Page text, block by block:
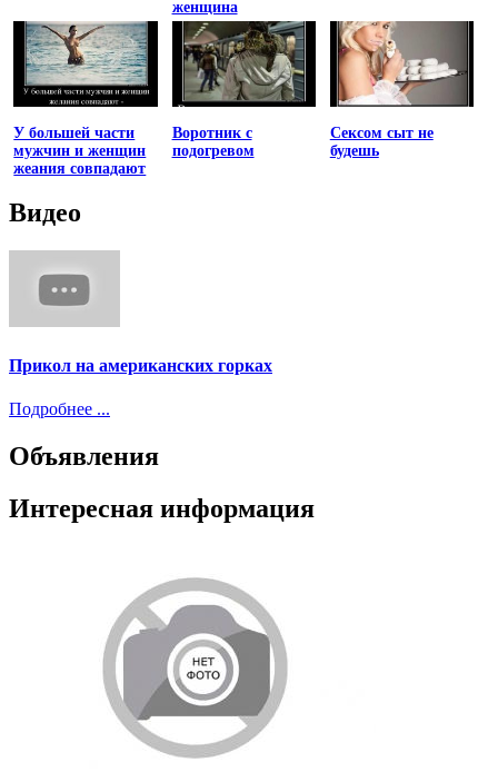
женщина
У большей части
мужчин и женщин
жеания совпадают
Воротник с
подогревом
Сексом сыт не
будешь
Видео
Прикол на американских горках
Подробнее ...
Объявления
Интересная информация